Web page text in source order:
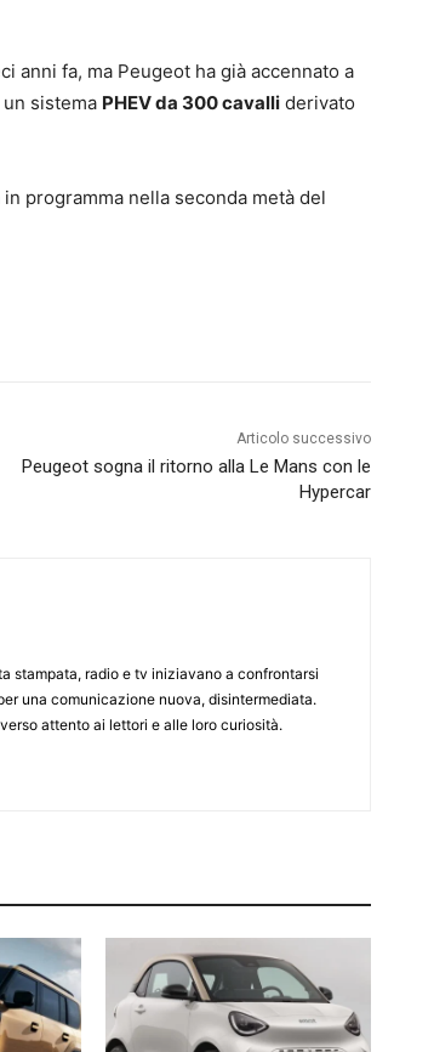
anni fa, ma Peugeot ha già accennato a
sistema PHEV da 300 cavalli derivato
programma nella seconda metà del
Articolo successivo
Peugeot sogna il ritorno alla Le Mans con le
Hypercar
stampata, radio e tv iniziavano a confrontarsi
una comunicazione nuova, disintermediata.
attento ai lettori e alle loro curiosità.